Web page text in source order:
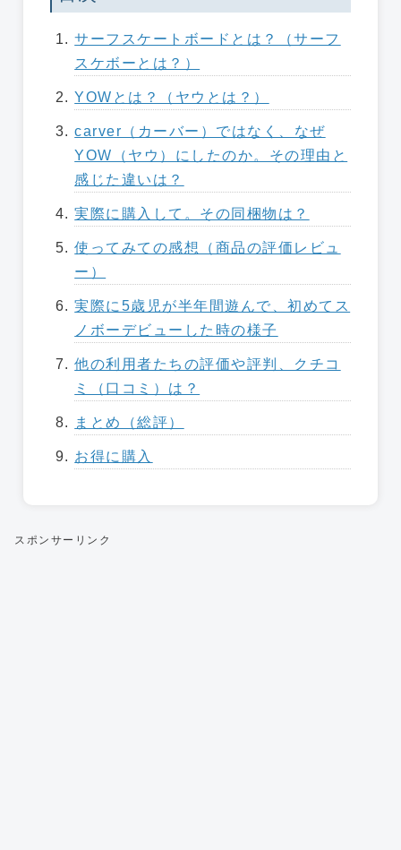
サーフスケートボードとは？（サーフ
スケボーとは？）
YOWとは？（ヤウとは？）
carver（カーバー）ではなく、なぜ
YOW（ヤウ）にしたのか。その理由と
感じた違いは？
実際に購入して。その同梱物は？
使ってみての感想（商品の評価レビュ
ー）
実際に5歳児が半年間遊んで、初めてス
ノボーデビューした時の様子
他の利用者たちの評価や評判、クチコ
ミ（口コミ）は？
まとめ（総評）
お得に購入
スポンサーリンク